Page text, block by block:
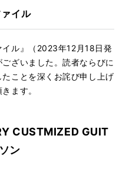
イル
イル』（2023年12月18日発
ざいました。読者ならびに
ことを深くお詫び申し上げ
ます。
CUSTMIZED GUIT
ン